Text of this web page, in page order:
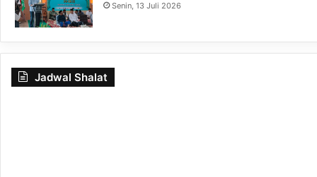
Senin, 13 Juli 2026
Jadwal Shalat